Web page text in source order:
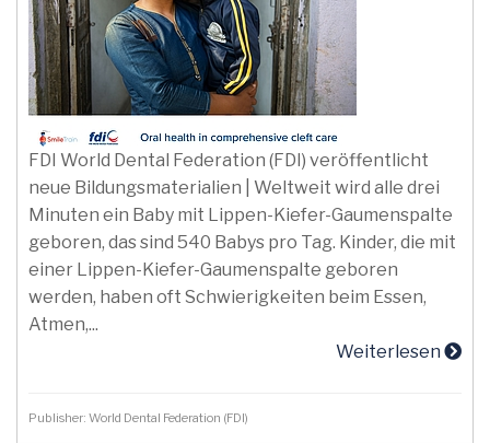
FDI World Dental Federation (FDI) veröffentlicht
neue Bildungsmaterialien | Weltweit wird alle drei
Minuten ein Baby mit Lippen-Kiefer-Gaumenspalte
geboren, das sind 540 Babys pro Tag. Kinder, die mit
einer Lippen-Kiefer-Gaumenspalte geboren
werden, haben oft Schwierigkeiten beim Essen,
Atmen,...
Weiterlesen
Publisher: World Dental Federation (FDI)